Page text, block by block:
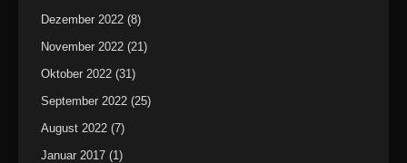
Dezember 2022 (8)
November 2022 (21)
Oktober 2022 (31)
September 2022 (25)
August 2022 (7)
Januar 2017 (1)